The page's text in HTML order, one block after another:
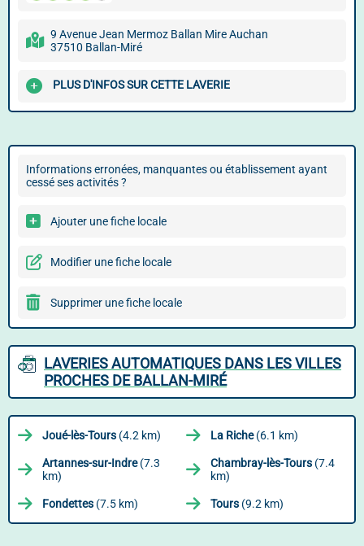
9 Avenue Jean Mermoz Ballan Mire Auchan
37510 Ballan-Miré
PLUS D'INFOS SUR CETTE LAVERIE
Informations erronées, manquantes ou établissement ayant
cessé ses activités ?
Ajouter une fiche locale
Modifier une fiche locale
Supprimer une fiche locale
LAVERIES AUTOMATIQUES DANS LES VILLES
PROCHES DE BALLAN-MIRÉ
Joué-lès-Tours (4.2 km) La Riche(6.1 km)
Artannes-sur-Indre(7.3
km)
Chambray-lès-Tours (7.4
km)
Fondettes (7.5 km) Tours (9.2 km)